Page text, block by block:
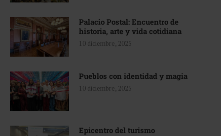
Palacio Postal: Encuentro de
historia, arte y vida cotidiana
10 diciembre, 2025
Pueblos con identidad y magia
10 diciembre, 2025
Epicentro del turismo